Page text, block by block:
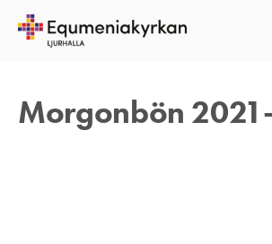
Morgonbön
22 SEPTEMBER 2021